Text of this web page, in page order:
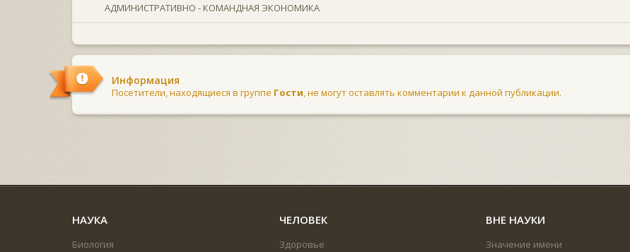
АДМИНИСТРАТИВНО - КОМАНДНАЯ ЭКОНОМИКА
Информация
Посетители, находящиеся в группе Гости, не могут оставлять комментарии к данной публикации.
НАУКА
Биология
ЧЕЛОВЕК
Здоровье
ВНЕ НАУКИ
Значение имени